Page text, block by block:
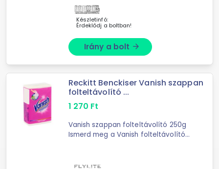
Készletinfó:
Érdeklődj a boltban!
Irány a bolt arrow_forward
Reckitt Benckiser Vanish szappan
folteltávolító ...
1 270 Ft
Vanish szappan folteltávolító 250g
Ismerd meg a Vanish folteltávolító
Vanish szappan a legmakacsabb ...